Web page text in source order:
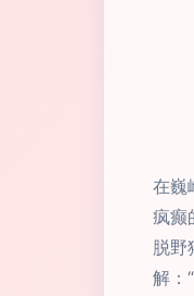
在巍
疯癫
脱野
解：